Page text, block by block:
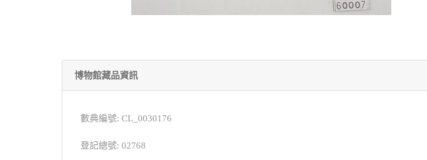
博物館藏品資訊
數典編號: CL_0030176
登記總號: 02768